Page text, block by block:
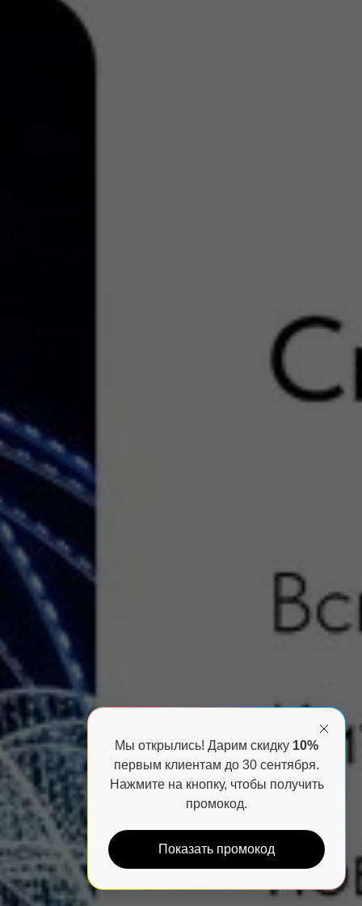
Мы открылись! Дарим скидку 10%
первым клиентам до 30 сентября.
Нажмите на кнопку, чтобы получить
промокод.
Показать промокод